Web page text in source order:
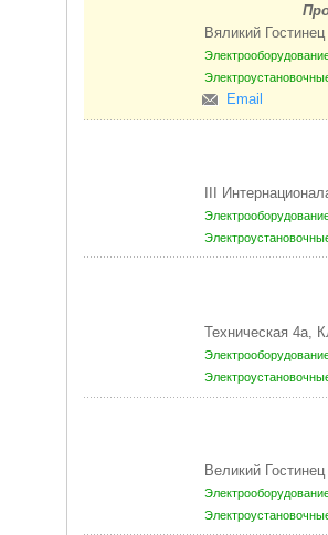
Вяликий
Email
III
Техническая 4а,
Великий